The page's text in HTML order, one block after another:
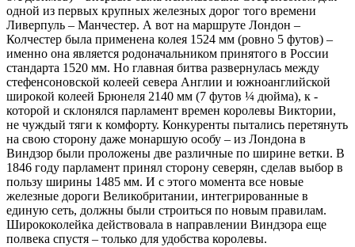
одной из пер­вых крупных железных дорог того времени
Ливерпуль – Манчестер. А вот на маршруте Лондон –
Колчестер была применена колея 1524 мм (ровно 5 футов) –
именно она является родоначальником принятого в России
стандарта 1520 мм. Но главная битва развернулась между
стефенсоновской колеей севера Англии и южноанглийской
широкой колеей Брюнеля 2140 мм (7 футов ¼ дюйма), к ­
которой и ­склонялся ­парламент времен королевы Виктории,
не чуждый тяги к комфорту. Конкуренты пытались перетянуть
на свою сторону даже монаршую особу – из Лондона в
Виндзор были проложены две различные по ширине ветки. В
1846 году парламент принял сторону северян, сделав выбор в
пользу ширины 1485 мм. И с этого момента все новые
железные дороги Великобритании, интегрированные в
единую сеть, должны были строиться по новым правилам.
Ширококолейка действовала в направлении Виндзора еще
полвека спустя – только для удобства королевы.